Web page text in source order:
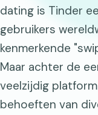
dating is Tinder
gebruikers
kenmerkende
Maar achter de
veelzijdig
behoeften van